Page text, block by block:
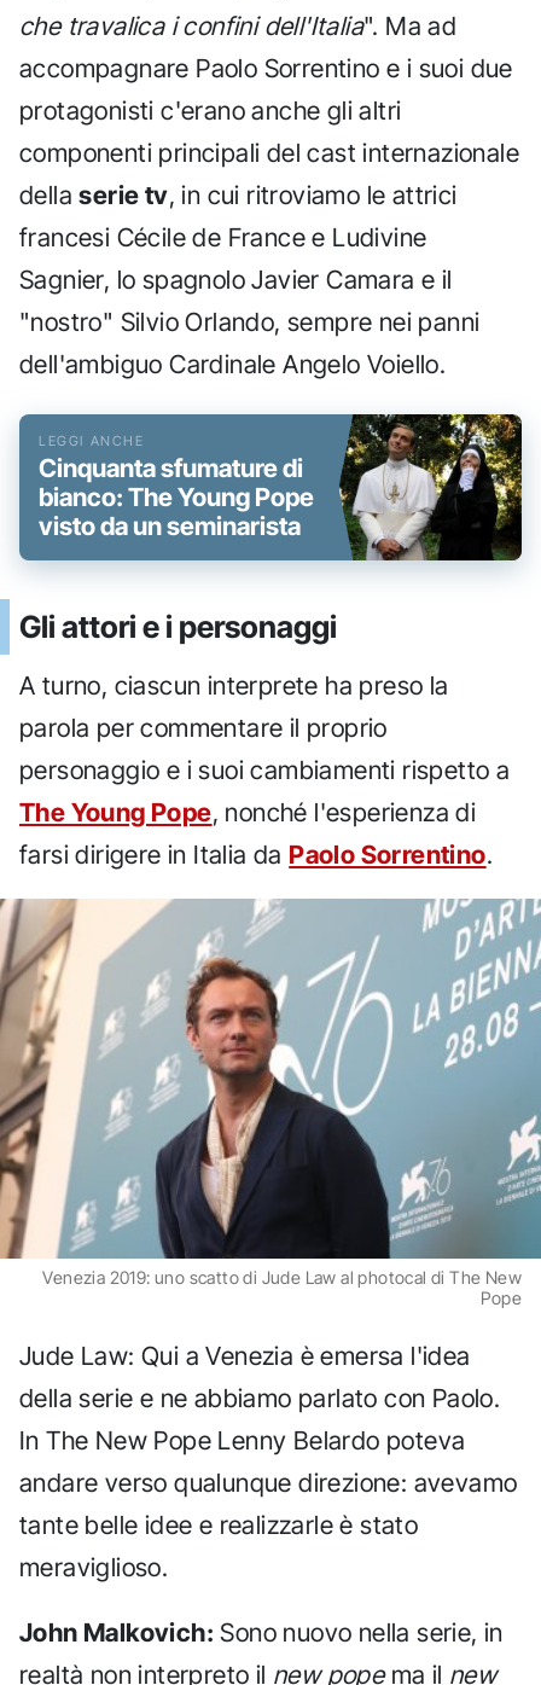
che travalica i confini dell'Italia". Ma ad
accompagnare Paolo Sorrentino e i suoi due
protagonisti c'erano anche gli altri
componenti principali del cast internazionale
dellaserie tv, in cui ritroviamo le attrici
francesi Cécile de France e Ludivine
Sagnier, lo spagnolo Javier Camara e il
"nostro" Silvio Orlando, sempre nei panni
dell'ambiguo Cardinale Angelo Voiello.
Cinquanta sfumature di
bianco: The Young Pope
visto da un seminarista
Gli attori e i personaggi
A turno, ciascun interprete ha preso la
parola per commentare il proprio
personaggio e i suoi cambiamenti rispetto a
The Young Pope, nonché l'esperienza di
farsi dirigere in Italia da Paolo Sorrentino.
Venezia 2019: uno scatto di Jude Law al photocal di The New
Pope
Jude Law: Qui a Venezia è emersa l'idea
della serie e ne abbiamo parlato con Paolo.
In The New Pope Lenny Belardo poteva
andare verso qualunque direzione: avevamo
tante belle idee e realizzarle è stato
meraviglioso.
John Malkovich: Sono nuovo nella serie, in
realtà non interpreto il new popema il new